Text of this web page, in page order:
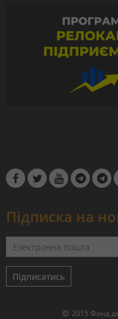
Підписка на
Підписатись
2015 Фонд